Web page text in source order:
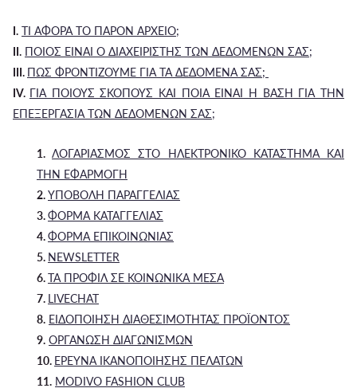
I. ΤΙ ΑΦΟΡΑ ΤΟ ΠΑΡΟΝ ΑΡΧΕΙΟ;
II. ΠΟΙΟΣ ΕΙΝΑΙ Ο ΔΙΑΧΕΙΡΙΣΤΗΣ ΤΩΝ ΔΕΔΟΜΕΝΩΝ ΣΑΣ;
III. ΠΩΣ ΦΡΟΝΤΙΖΟΥΜΕ ΓΙΑ ΤΑ ΔΕΔΟΜΕΝΑ ΣΑΣ;
IV. ΓΙΑ ΠΟΙΟΥΣ ΣΚΟΠΟΥΣ ΚΑΙ ΠΟΙΑ ΕΙΝΑΙ Η ΒΑΣΗ ΓΙΑ ΤΗΝ
ΕΠΕΞΕΡΓΑΣΙΑ ΤΩΝ ΔΕΔΟΜΕΝΩΝ ΣΑΣ;
1. ΛΟΓΑΡΙΑΣΜΟΣ ΣΤΟ ΗΛΕΚΤΡΟΝΙΚΟ ΚΑΤΑΣΤΗΜΑ ΚΑΙ
ΤΗΝ ΕΦΑΡΜΟΓΗ
2.ΥΠΟΒΟΛΗ ΠΑΡΑΓΓΕΛΙΑΣ
3.ΦΟΡΜΑ ΚΑΤΑΓΓΕΛΙΑΣ
4.ΦΟΡΜΑ ΕΠΙΚΟΙΝΩΝΙΑΣ
5. NEWSLETTER
6.ΤΑ ΠΡΟΦΙΛ ΣΕ ΚΟΙΝΩΝΙΚΑ ΜΕΣΑ
7. LIVECHAT
8. ΕΙΔΟΠΟΙΗΣΗ ΔΙΑΘΕΣΙΜΟΤΗΤΑΣ ΠΡΟΪΟΝΤΟΣ
9. ΟΡΓΑΝΩΣΗ ΔΙΑΓΩΝΙΣΜΩΝ
10. ΕΡΕΥΝΑ ΙΚΑΝΟΠΟΙΗΣΗΣ ΠΕΛΑΤΩΝ
11. MODIVO FASHION CLUB